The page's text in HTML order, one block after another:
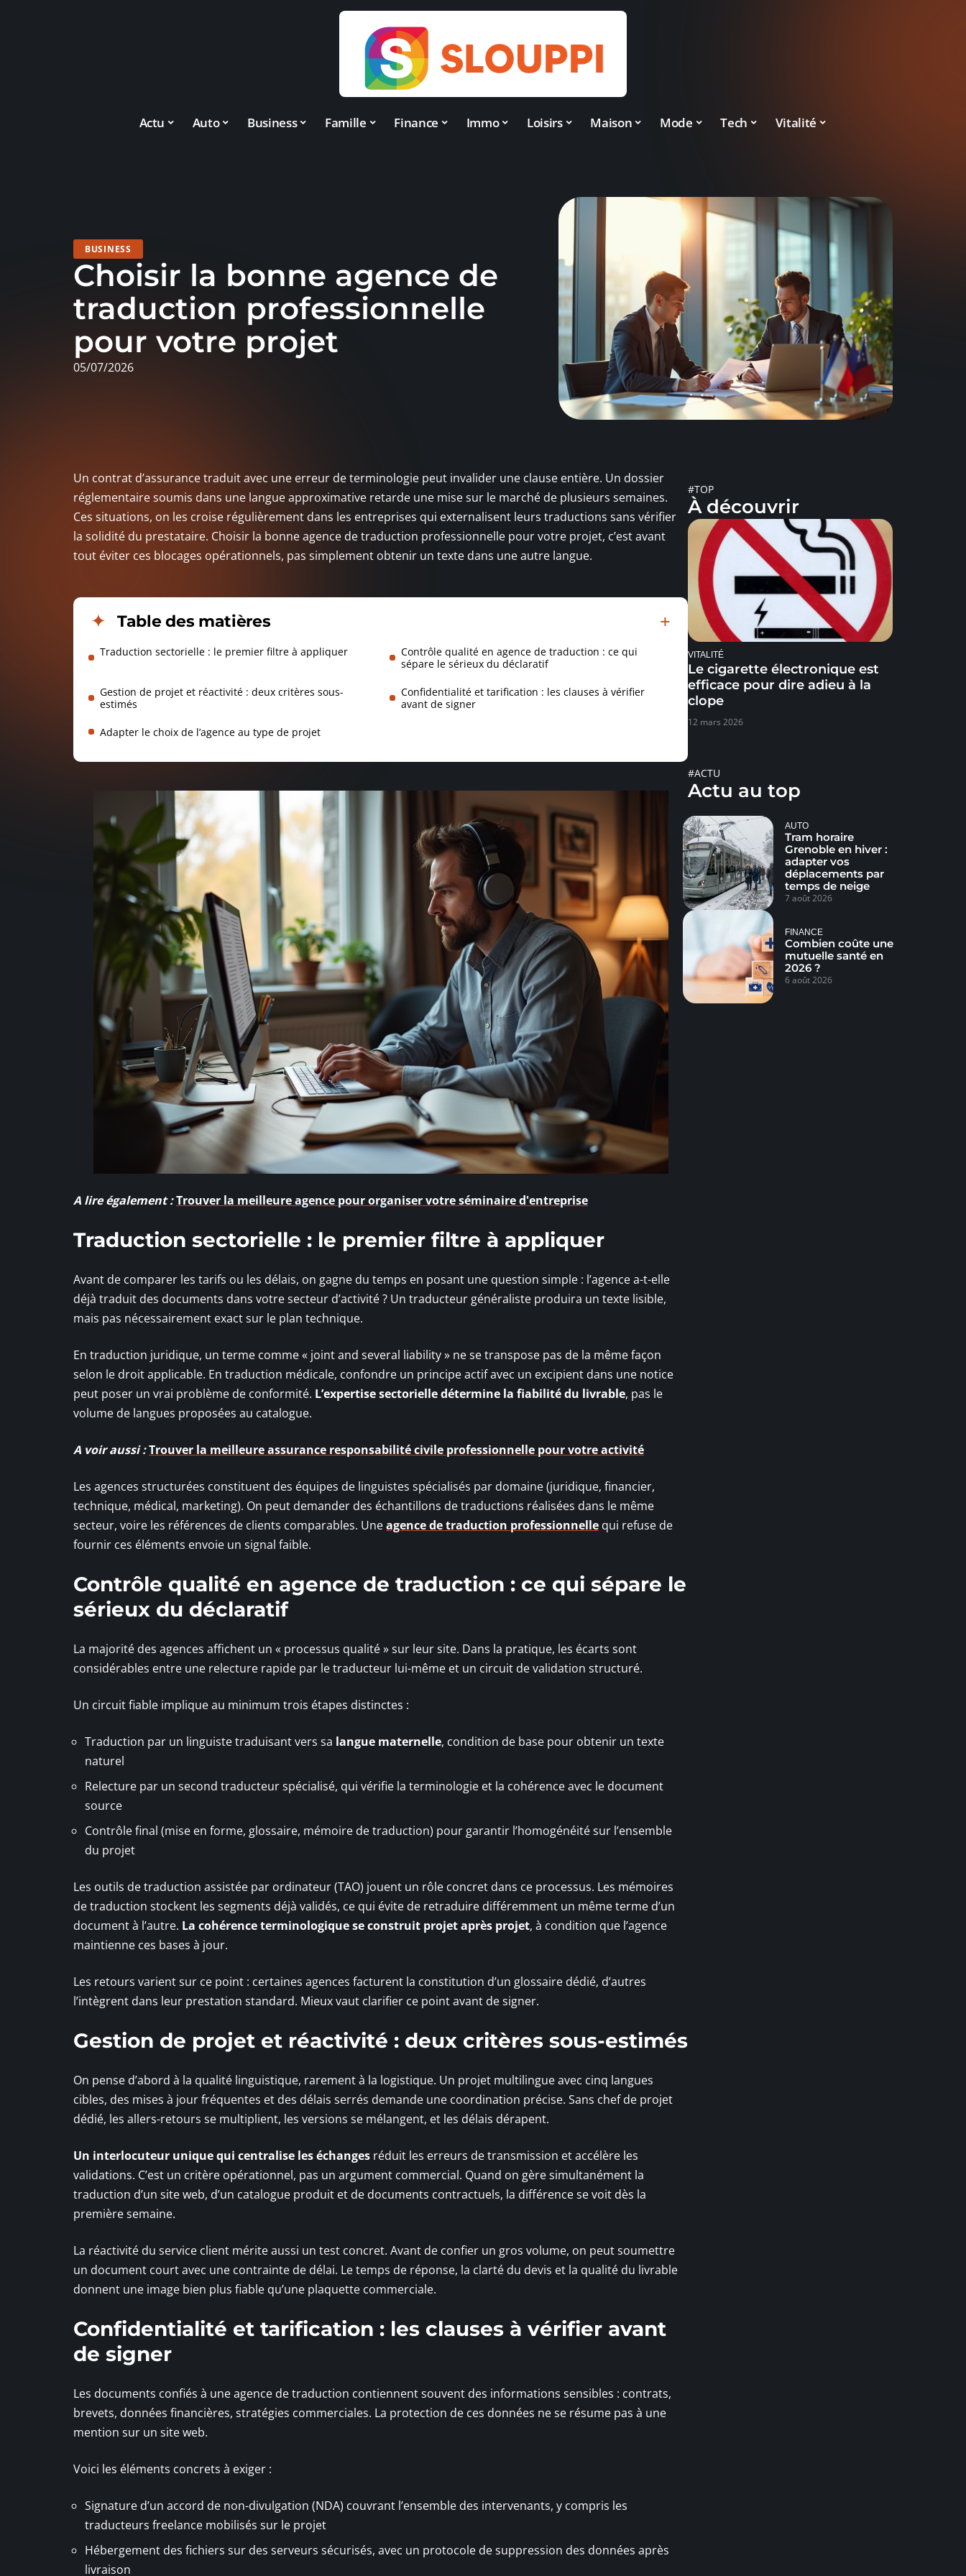
Actu Auto Business Famille Finance Immo Loisirs Maison Mode Tech Vitalité
BUSINESS
Choisir la bonne agence de
traduction professionnelle
pour votre projet
05/07/2026
Un contrat d’assurance traduit avec une erreur de terminologie peut invalider une clause entière. Un dossier
réglementaire soumis dans une langue approximative retarde une mise sur le marché de plusieurs semaines.
Ces situations, on les croise régulièrement dans les entreprises qui externalisent leurs traductions sans vérifier
la solidité du prestataire. Choisir la bonne agence de traduction professionnelle pour votre projet, c’est avant
tout éviter ces blocages opérationnels, pas simplement obtenir un texte dans une autre langue.
Table des matières
Traduction sectorielle : le premier filtre à appliquer
Contrôle qualité en agence de traduction : ce qui
sépare le sérieux du déclaratif
Gestion de projet et réactivité : deux critères sous-
estimés
Confidentialité et tarification : les clauses à vérifier
avant de signer
Adapter le choix de l’agence au type de projet
A lire également :Trouver la meilleure agence pour organiser votre séminaire d'entreprise
Traduction sectorielle : le premier filtre à appliquer
Avant de comparer les tarifs ou les délais, on gagne du temps en posant une question simple : l’agence a-t-elle
déjà traduit des documents dans votre secteur d’activité ? Un traducteur généraliste produira un texte lisible,
mais pas nécessairement exact sur le plan technique.
En traduction juridique, un terme comme « joint and several liability » ne se transpose pas de la même façon
selon le droit applicable. En traduction médicale, confondre un principe actif avec un excipient dans une notice
peut poser un vrai problème de conformité. L’expertise sectorielle détermine la fiabilité du livrable, pas le
volume de langues proposées au catalogue.
A voir aussi :Trouver la meilleure assurance responsabilité civile professionnelle pour votre activité
Les agences structurées constituent des équipes de linguistes spécialisés par domaine (juridique, financier,
technique, médical, marketing). On peut demander des échantillons de traductions réalisées dans le même
secteur, voire les références de clients comparables. Uneagence de traduction professionnelle qui refuse de
fournir ces éléments envoie un signal faible.
Contrôle qualité en agence de traduction : ce qui sépare le
sérieux du déclaratif
La majorité des agences affichent un « processus qualité » sur leur site. Dans la pratique, les écarts sont
considérables entre une relecture rapide par le traducteur lui-même et un circuit de validation structuré.
Un circuit fiable implique au minimum trois étapes distinctes :
Traduction par un linguiste traduisant vers sa langue maternelle, condition de base pour obtenir un texte
naturel
Relecture par un second traducteur spécialisé, qui vérifie la terminologie et la cohérence avec le document
source
Contrôle final (mise en forme, glossaire, mémoire de traduction) pour garantir l’homogénéité sur l’ensemble
du projet
Les outils de traduction assistée par ordinateur (TAO) jouent un rôle concret dans ce processus. Les mémoires
de traduction stockent les segments déjà validés, ce qui évite de retraduire différemment un même terme d’un
document à l’autre. La cohérence terminologique se construit projet après projet, à condition que l’agence
maintienne ces bases à jour.
Les retours varient sur ce point : certaines agences facturent la constitution d’un glossaire dédié, d’autres
l’intègrent dans leur prestation standard. Mieux vaut clarifier ce point avant de signer.
Gestion de projet et réactivité : deux critères sous-estimés
On pense d’abord à la qualité linguistique, rarement à la logistique. Un projet multilingue avec cinq langues
cibles, des mises à jour fréquentes et des délais serrés demande une coordination précise. Sans chef de projet
dédié, les allers-retours se multiplient, les versions se mélangent, et les délais dérapent.
Un interlocuteur unique qui centralise les échanges réduit les erreurs de transmission et accélère les
validations. C’est un critère opérationnel, pas un argument commercial. Quand on gère simultanément la
traduction d’un site web, d’un catalogue produit et de documents contractuels, la différence se voit dès la
première semaine.
La réactivité du service client mérite aussi un test concret. Avant de confier un gros volume, on peut soumettre
un document court avec une contrainte de délai. Le temps de réponse, la clarté du devis et la qualité du livrable
donnent une image bien plus fiable qu’une plaquette commerciale.
Confidentialité et tarification : les clauses à vérifier avant
de signer
Les documents confiés à une agence de traduction contiennent souvent des informations sensibles : contrats,
brevets, données financières, stratégies commerciales. La protection de ces données ne se résume pas à une
mention sur un site web.
Voici les éléments concrets à exiger :
Signature d’un accord de non-divulgation (NDA) couvrant l’ensemble des intervenants, y compris les
traducteurs freelance mobilisés sur le projet
Hébergement des fichiers sur des serveurs sécurisés, avec un protocole de suppression des données après
livraison
#TOP
À découvrir
VITALITÉ
Le cigarette électronique est
efficace pour dire adieu à la
clope
12 mars 2026
#ACTU
Actu au top
AUTO
Tram horaire
Grenoble en hiver :
adapter vos
déplacements par
temps de neige
7 août 2026
FINANCE
Combien coûte une
mutuelle santé en
2026 ?
6 août 2026